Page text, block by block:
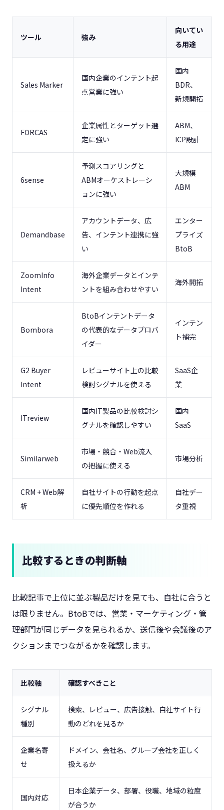
ツール 強み
向いてい
る用途
Sales Marker
国内企業のインテント起
点営業に強い
国内
BDR、
新規開拓
FORCAS
企業属性とターゲット選
定に強い
ABM、
ICP設計
6sense
予測スコアリングと
ABMオーケストレーシ
ョンに強い
大規模
ABM
Demandbase
アカウントデータ、広
告、インテント連携に強
い
エンター
プライズ
BtoB
ZoomInfo
Intent
海外企業データとインテ
ントを組み合わせやすい
海外開拓
Bombora
BtoBインテントデータ
の代表的なデータプロバ
イダー
インテン
ト補完
G2 Buyer
Intent
レビューサイト上の比較
検討シグナルを使える
SaaS企
業
ITreview
国内IT製品の比較検討シ
グナルを確認しやすい
国内
SaaS
Similarweb
市場・競合・Web流入
の把握に使える
市場分析
CRM + Web解
析
自社サイトの行動を起点
に優先順位を作れる
自社デー
タ重視
比較するときの判断軸
比較記事で上位に並ぶ製品だけを見ても、自社に合うと
は限りません。BtoBでは、営業・マーケティング・管
理部門が同じデータを見られるか、送信後や会議後のア
クションまでつながるかを確認します。
比較軸 確認すべきこと
シグナル
種別
検索、レビュー、広告接触、自社サイト行
動のどれを見るか
企業名寄
せ
ドメイン、会社名、グループ会社を正しく
扱えるか
国内対応
日本企業データ、部署、役職、地域の粒度
が合うか